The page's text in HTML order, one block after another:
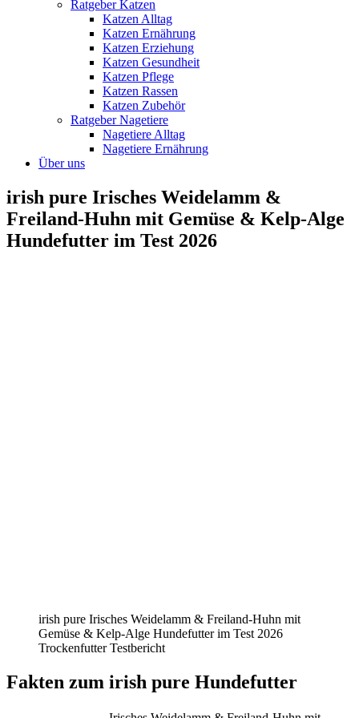
Ratgeber Katzen
Katzen Alltag
Katzen Ernährung
Katzen Erziehung
Katzen Gesundheit
Katzen Pflege
Katzen Rassen
Katzen Zubehör
Ratgeber Nagetiere
Nagetiere Alltag
Nagetiere Ernährung
Über uns
irish pure Irisches Weidelamm &
Freiland-Huhn mit Gemüse & Kelp-Alge
Hundefutter im Test 2026
irish pure Irisches Weidelamm & Freiland-Huhn mit
Gemüse & Kelp-Alge Hundefutter im Test 2026
Trockenfutter Testbericht
Fakten zum irish pure Hundefutter